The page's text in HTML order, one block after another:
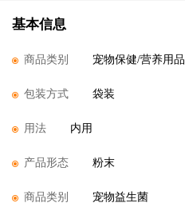
基本信息
商品类别 宠物保健/营养用品
包装方式 袋装
用法 内用
产品形态 粉末
商品类别 宠物益生菌